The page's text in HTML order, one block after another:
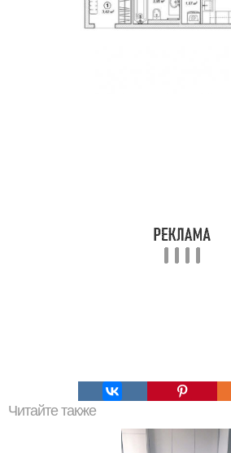
Читайте также